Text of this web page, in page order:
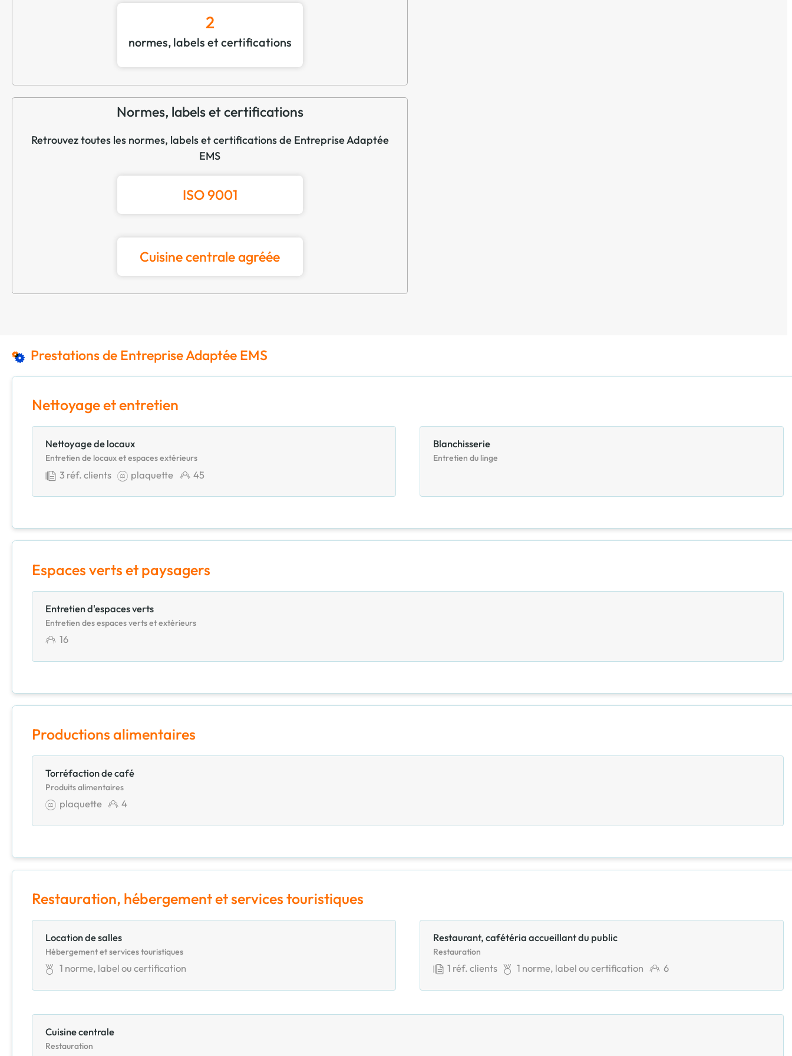
2
normes, labels et certifications
Normes, labels et certifications
Retrouvez toutes les normes, labels et certifications de Entreprise Adaptée
EMS
ISO 9001
Cuisine centrale agréée
Prestations de Entreprise Adaptée EMS
Nettoyage et entretien
Nettoyage de locaux
Entretien de locaux et espaces extérieurs
3 réf. clients plaquette 45
Blanchisserie
Entretien du linge
Espaces verts et paysagers
Entretien d'espaces verts
Entretien des espaces verts et extérieurs
16
Productions alimentaires
Torréfaction de café
Produits alimentaires
plaquette 4
Restauration, hébergement et services touristiques
Location de salles
Hébergement et services touristiques
1 norme, label ou certification
Restaurant, cafétéria accueillant du public
Restauration
1 réf. clients 1 norme, label ou certification 6
Cuisine centrale
Restauration